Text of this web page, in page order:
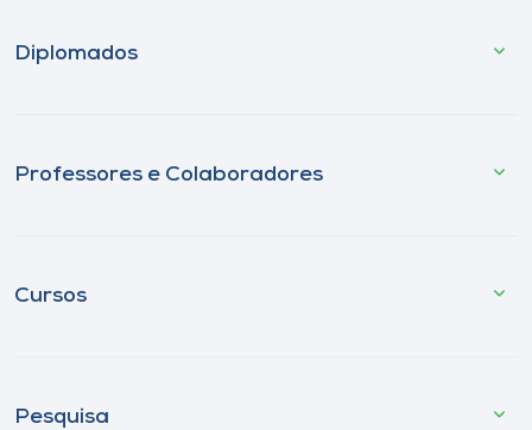
Diplomados
Professores e Colaboradores
Cursos
Pesquisa